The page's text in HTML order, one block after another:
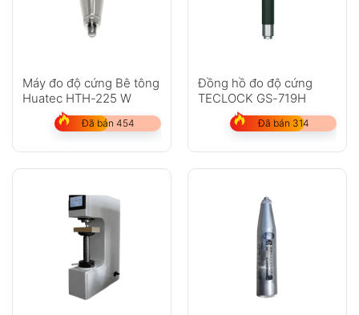
Máy đo độ cứng Bê tông
Huatec HTH-225 W
Đã bán 454
Đồng hồ đo độ cứng
TECLOCK GS-719H
Đã bán 314